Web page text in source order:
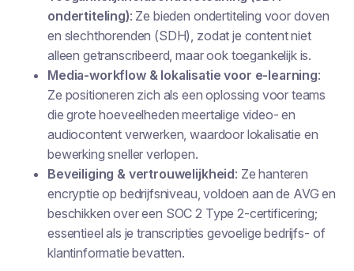
ondertiteling): Ze bieden ondertiteling voor doven
en slechthorenden (SDH), zodat je content niet
alleen getranscribeerd, maar ook toegankelijk is.
Media-workflow & lokalisatie voor e-learning:
Ze positioneren zich als een oplossing voor teams
die grote hoeveelheden meertalige video- en
audiocontent verwerken, waardoor lokalisatie en
bewerking sneller verlopen.
Beveiliging & vertrouwelijkheid: Ze hanteren
encryptie op bedrijfsniveau, voldoen aan de AVG en
beschikken over een SOC 2 Type 2-certificering;
essentieel als je transcripties gevoelige bedrijfs- of
klantinformatie bevatten.